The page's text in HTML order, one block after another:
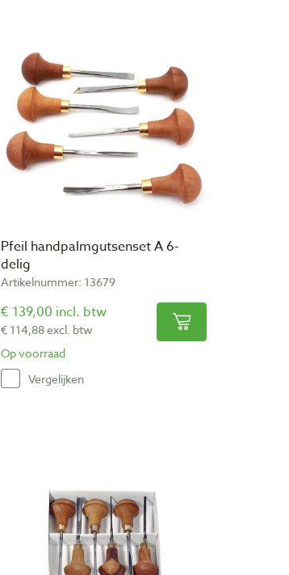
Pfeil handpalmgutsenset A 6-
delig
Artikelnummer: 13679
€ 139,00 incl. btw
€ 114,88 excl. btw
Op voorraad
Vergelijken